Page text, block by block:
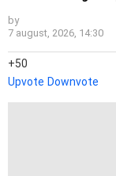
by
7 august, 2026, 14:30
50
Upvote Downvote